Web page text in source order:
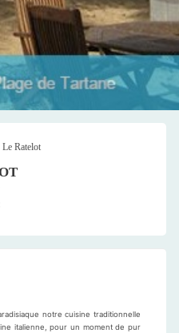
Le Ratelot
notre cuisine traditionnelle
italienne, pour un moment de pur